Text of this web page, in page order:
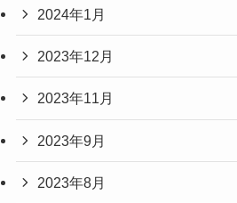
2024年1月
2023年12月
2023年11月
2023年9月
2023年8月